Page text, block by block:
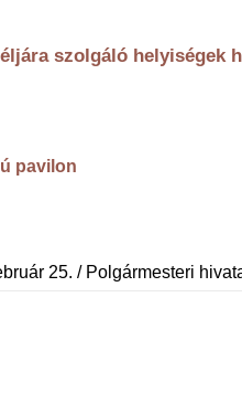
szolgáló helyiségek
pavilon
25. / Polgármesteri